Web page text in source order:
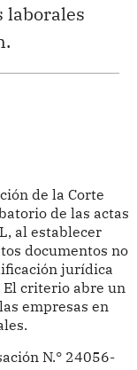
laborales
de la Corte
de las actas
al establecer
documentos no
jurídica
El criterio abre un
empresas en
N.° 24056-